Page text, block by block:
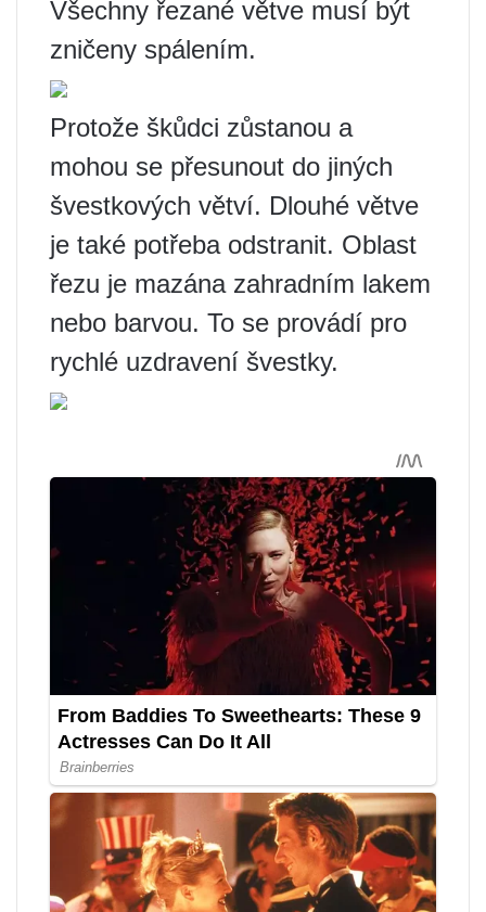
Všechny řezané větve musí být
zničeny spálením.
Protože škůdci zůstanou a
mohou se přesunout do jiných
švestkových větví. Dlouhé větve
je také potřeba odstranit. Oblast
řezu je mazána zahradním lakem
nebo barvou. To se provádí pro
rychlé uzdravení švestky.